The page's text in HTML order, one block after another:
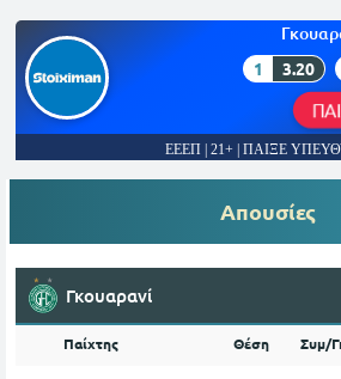
1 3.20
ΕΕΕΠ | 21+ | ΠΑΙΞΕ
Απουσίες
Γκουαρανί
Παίχτης Θέση Συμ/